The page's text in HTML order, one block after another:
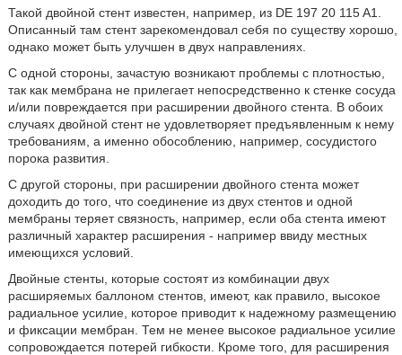
Такой двойной стент известен, например, из DE 197 20 115 A1.
Описанный там стент зарекомендовал себя по существу хорошо,
однако может быть улучшен в двух направлениях.
С одной стороны, зачастую возникают проблемы с плотностью,
так как мембрана не прилегает непосредственно к стенке сосуда
и/или повреждается при расширении двойного стента. В обоих
случаях двойной стент не удовлетворяет предъявленным к нему
требованиям, а именно обособлению, например, сосудистого
порока развития.
С другой стороны, при расширении двойного стента может
доходить до того, что соединение из двух стентов и одной
мембраны теряет связность, например, если оба стента имеют
различный характер расширения - например ввиду местных
имеющихся условий.
Двойные стенты, которые состоят из комбинации двух
расширяемых баллоном стентов, имеют, как правило, высокое
радиальное усилие, которое приводит к надежному размещению
и фиксации мембран. Тем не менее высокое радиальное усилие
сопровождается потерей гибкости. Кроме того, для расширения